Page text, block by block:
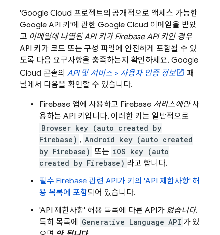
'Google Cloud 프로젝트의 공개적으로 액세스 가능한
Google API 키'에 관한 Google Cloud 이메일을 받았
고 이메일에 나열된 API 키가 Firebase API 키인 경우,
API 키가 코드 또는 구성 파일에 안전하게 포함될 수 있
도록 다음 요구사항을 충족하는지 확인하세요. Google
Cloud 콘솔의 API 및 서비스 > 사용자 인증 정보
패
널에서 다음을 확인할 수 있습니다.
Firebase 앱에 사용하고 Firebase 서비스에만사
용하는 API 키입니다. 이러한 키는 일반적으로
Browser key (auto created by
Firebase) , Android key (auto created
by Firebase) 또는 iOS key (auto
created by Firebase) 라고 합니다.
필수 Firebase 관련 API가 키의 'API 제한사항' 허
용 목록에 포함되어 있습니다.
'API 제한사항' 허용 목록에 다른 API가 없습니다.
특히 목록에
Generative Language API 가 있